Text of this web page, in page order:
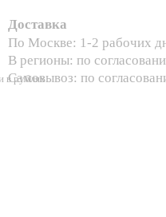
Доставка
По Москве: 1-2 рабочих
В регионы: по
Самовывоз: по